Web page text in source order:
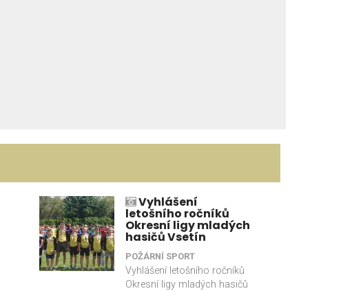
Vyhlášení
letošního ročníků
Okresní ligy mladých
hasičů Vsetín
POŽÁRNÍ SPORT
Vyhlášení letošního ročníků
Okresní ligy mladých hasičů